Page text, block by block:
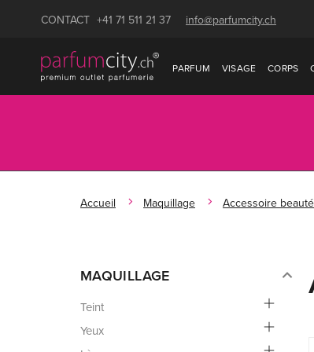
CONTACT +41 71 511 21 37 info@parfumcity.ch
PARFUM VISAGE CORPS
Accueil Maquillage Accessoire beauté
MAQUILLAGE
Teint
Yeux